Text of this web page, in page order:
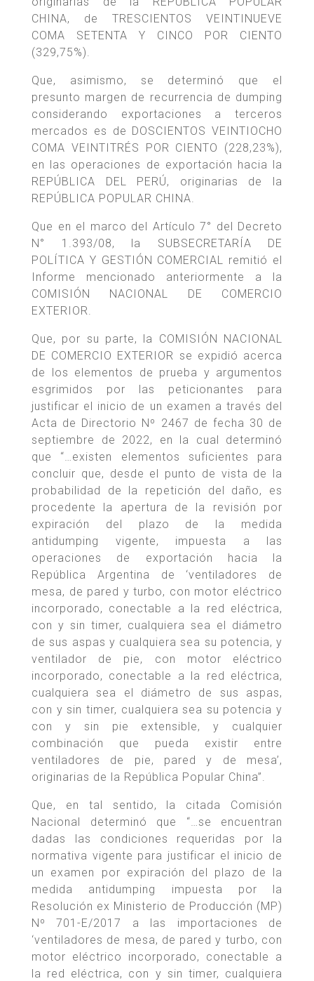
CHINA, de TRESCIENTOS VEINTINUEVE
COMA SETENTA Y CINCO POR CIENTO
(329,75%).
Que, asimismo, se determinó que el
presunto margen de recurrencia de dumping
considerando exportaciones a terceros
mercados es de DOSCIENTOS VEINTIOCHO
COMA VEINTITRÉS POR CIENTO (228,23%),
en las operaciones de exportación hacia la
REPÚBLICA DEL PERÚ, originarias de la
REPÚBLICA POPULAR CHINA.
Que en el marco del Artículo 7° del Decreto
N° 1.393/08, la SUBSECRETARÍA DE
POLÍTICA Y GESTIÓN COMERCIAL remitió el
Informe mencionado anteriormente a la
COMISIÓN NACIONAL DE COMERCIO
EXTERIOR.
Que, por su parte, la COMISIÓN NACIONAL
DE COMERCIO EXTERIOR se expidió acerca
de los elementos de prueba y argumentos
esgrimidos por las peticionantes para
justificar el inicio de un examen a través del
Acta de Directorio Nº 2467 de fecha 30 de
septiembre de 2022, en la cual determinó
que “…existen elementos suficientes para
concluir que, desde el punto de vista de la
probabilidad de la repetición del daño, es
procedente la apertura de la revisión por
expiración del plazo de la medida
antidumping vigente, impuesta a las
operaciones de exportación hacia la
República Argentina de ‘ventiladores de
mesa, de pared y turbo, con motor eléctrico
incorporado, conectable a la red eléctrica,
con y sin timer, cualquiera sea el diámetro
de sus aspas y cualquiera sea su potencia, y
ventilador de pie, con motor eléctrico
incorporado, conectable a la red eléctrica,
cualquiera sea el diámetro de sus aspas,
con y sin timer, cualquiera sea su potencia y
con y sin pie extensible, y cualquier
combinación que pueda existir entre
ventiladores de pie, pared y de mesa’,
originarias de la República Popular China”.
Que, en tal sentido, la citada Comisión
Nacional determinó que “…se encuentran
dadas las condiciones requeridas por la
normativa vigente para justificar el inicio de
un examen por expiración del plazo de la
medida antidumping impuesta por la
Resolución ex Ministerio de Producción (MP)
Nº 701-E/2017 a las importaciones de
‘ventiladores de mesa, de pared y turbo, con
motor eléctrico incorporado, conectable a
la red eléctrica, con y sin timer, cualquiera